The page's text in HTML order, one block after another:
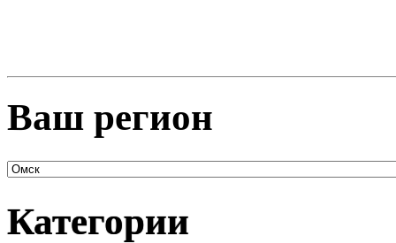
Ваш регион
Категории